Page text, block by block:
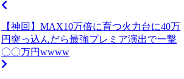
【神回】MAX10万倍に育つ火力台に40万
円突っ込んだら最強プレミア演出で一撃
〇〇万円wwww